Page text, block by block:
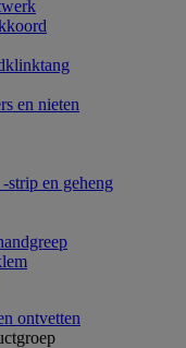
en nieten
strip en geheng
ontvetten